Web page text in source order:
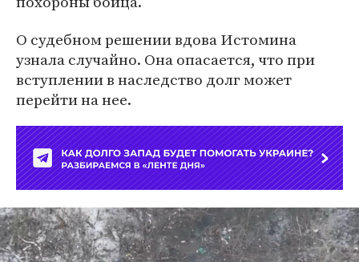
О судебном решении вдова Истомина
узнала случайно. Она опасается, что при
вступлении в наследство долг может
перейти на нее.